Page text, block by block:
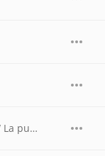
Romance (No me platiques más / No sé tú / La puerta / La barca / Inolvidable) (En vivo)